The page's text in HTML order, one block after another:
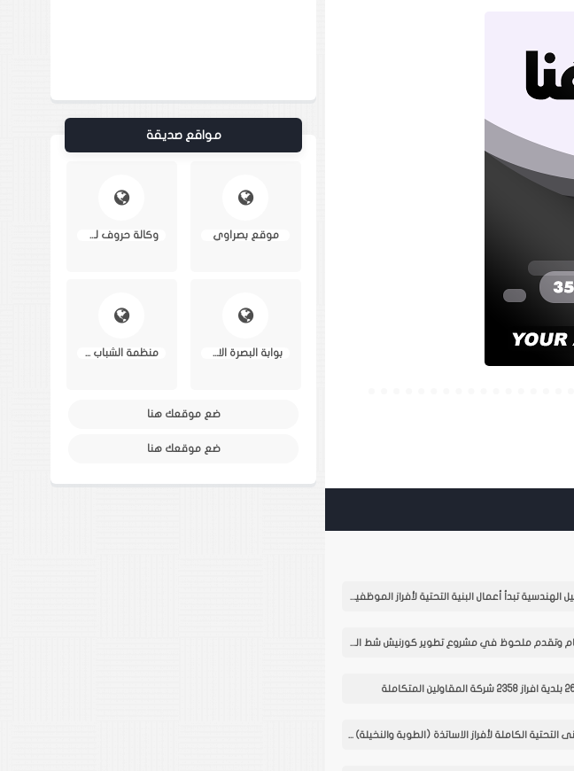
شركة ابابيل الهندسية تبدأ أعمال البنية التحتية لأفراز الموظفين في البصرة: بدء التبليط وتحسين غرف المحولات وتصفير طبقة تحت الأساس
استنفار تام وتقدم ملحوظ في مشروع تطوير كورنيش شط العرب في البصرة بتنفيذ شركات سهل العراق
اعمال البنى التحتية الكاملة لأفراز الاساتذة (الطوبة والنخيلة) البصرة
مواقع صديقة
موقع بصراوي وكالة حروف للانباء
بوابة البصرة الاخبارية منظمة الشباب العربي
ضع موقعك هنا
ضع موقعك هنا